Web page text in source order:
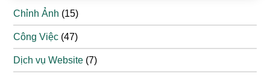
Chỉnh Ảnh (15)
Công Việc (47)
Dịch vụ Website (7)